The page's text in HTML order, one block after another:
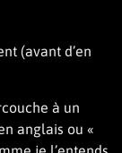
(avant d’en
à un
anglais ou «